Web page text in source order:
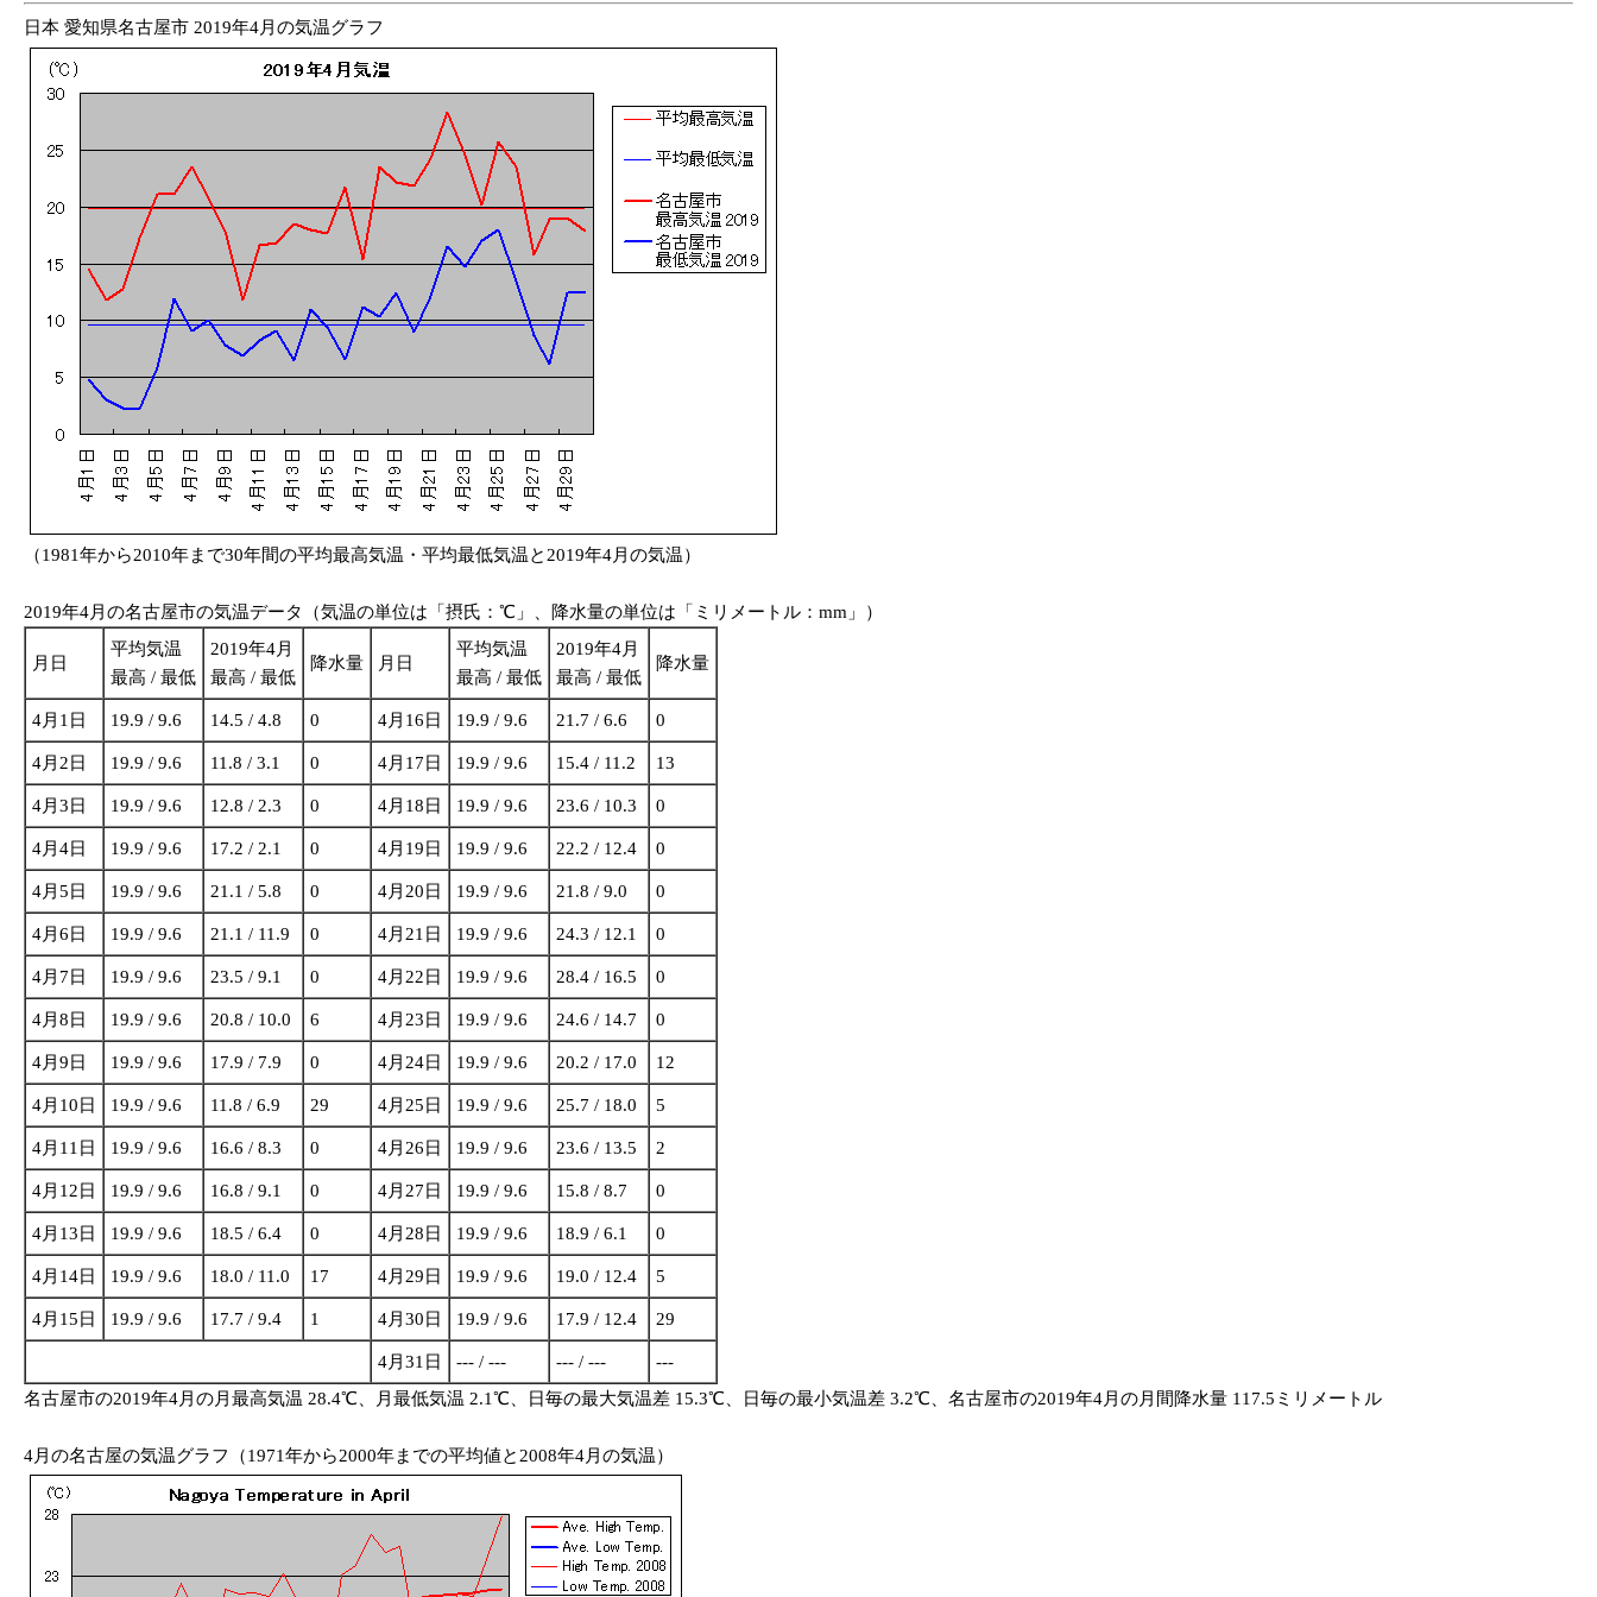
日本 愛知県名古屋市 2019年4月の気温グラフ
（1981年から2010年まで30年間の平均最高気温・平均最低気温と2019年4月の気温）
2019年4月の名古屋市の気温データ（気温の単位は「摂氏：℃」、降水量の単位は「ミリメートル：mm」）
月日
平均気温
最高 / 最低
2019年4月
最高 / 最低
降水量 月日
平均気温
最高 / 最低
2019年4月
最高 / 最低
降水量
4月1日 19.9 / 9.6 14.5 / 4.8 0 4月16日 19.9 / 9.6 21.7 / 6.6 0
4月2日 19.9 / 9.6 11.8 / 3.1 0 4月17日 19.9 / 9.6 15.4 / 11.2 13
4月3日 19.9 / 9.6 12.8 / 2.3 0 4月18日 19.9 / 9.6 23.6 / 10.3 0
4月4日 19.9 / 9.6 17.2 / 2.1 0 4月19日 19.9 / 9.6 22.2 / 12.4 0
4月5日 19.9 / 9.6 21.1 / 5.8 0 4月20日 19.9 / 9.6 21.8 / 9.0 0
4月6日 19.9 / 9.6 21.1 / 11.9 0 4月21日 19.9 / 9.6 24.3 / 12.1 0
4月7日 19.9 / 9.6 23.5 / 9.1 0 4月22日 19.9 / 9.6 28.4 / 16.5 0
4月8日 19.9 / 9.6 20.8 / 10.0 6 4月23日 19.9 / 9.6 24.6 / 14.7 0
4月9日 19.9 / 9.6 17.9 / 7.9 0 4月24日 19.9 / 9.6 20.2 / 17.0 12
4月10日 19.9 / 9.6 11.8 / 6.9 29 4月25日 19.9 / 9.6 25.7 / 18.0 5
4月11日 19.9 / 9.6 16.6 / 8.3 0 4月26日 19.9 / 9.6 23.6 / 13.5 2
4月12日 19.9 / 9.6 16.8 / 9.1 0 4月27日 19.9 / 9.6 15.8 / 8.7 0
4月13日 19.9 / 9.6 18.5 / 6.4 0 4月28日 19.9 / 9.6 18.9 / 6.1 0
4月14日 19.9 / 9.6 18.0 / 11.0 17 4月29日 19.9 / 9.6 19.0 / 12.4 5
4月15日 19.9 / 9.6 17.7 / 9.4 1 4月30日 19.9 / 9.6 17.9 / 12.4 29
4月31日 --- / --- --- / ---
---
名古屋市の2019年4月の月最高気温 28.4℃、月最低気温 2.1℃、日毎の最大気温差 15.3℃、日毎の最小気温差 3.2℃、名古屋市の2019年4月の月間降水量 117.5ミリメートル
4月の名古屋の気温グラフ（1971年から2000年までの平均値と2008年4月の気温）